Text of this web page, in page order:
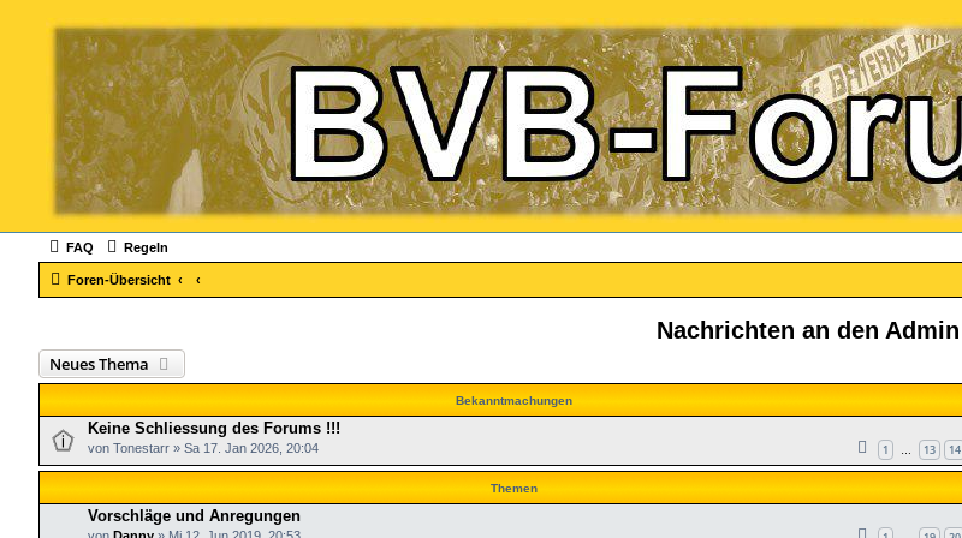
FAQ Regeln
Foren-Übersicht
Nachrichten an den Admin
Neues Thema
Bekanntmachungen
Keine Schliessung des Forums !!!
von Tonestarr » Sa 17. Jan 2026, 20:04 1 … 13 14
Themen
Vorschläge und Anregungen